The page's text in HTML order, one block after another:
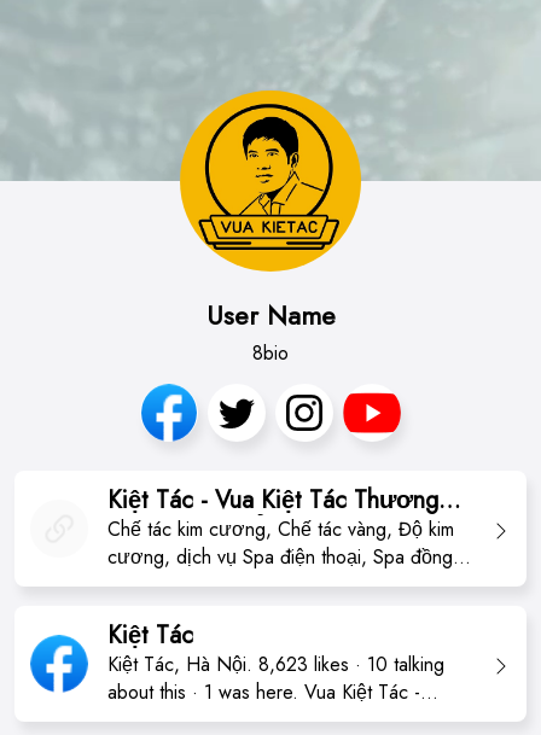
User Name
8bio
Kiệt Tác - Vua Kiệt Tác Thương
Hiệu Luxury Đẳng Cấp - Uy Tín -
Kietac.vn
Chế tác kim cương, Chế tác vàng, Độ kim
cương, dịch vụ Spa điện thoại, Spa đồng
hồ, Sản phẩm cao cấp Luxury uy tín và chất
Kiệt Tác
Kiệt Tác, Hà Nội. 8,623 likes · 10 talking
about this · 1 was here. Vua Kiệt Tác -
Nghệ nhân Phạm Thành Luân Địa chỉ : Số